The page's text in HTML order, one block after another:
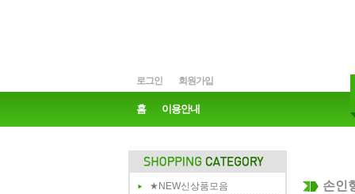
로그인 회원가입
홈 이용안내
★NEW신상품모음
손인